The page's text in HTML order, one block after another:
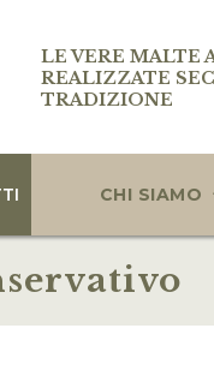
LE VERE MALTE
REALIZZATE
TRADIZIONE
CHI SIAMO